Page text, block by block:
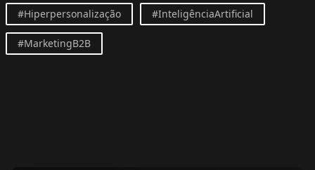
#Hiperpersonalização #InteligênciaArtificial
#MarketingB2B